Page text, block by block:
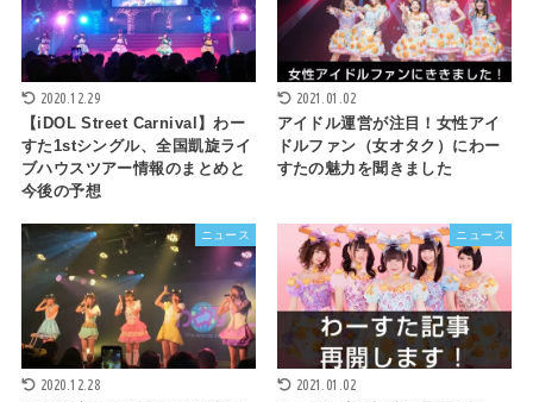
2020.12.29
【iDOL Street Carnival】わー
すた1stシングル、全国凱旋ライ
ブハウスツアー情報のまとめと
今後の予想
2021.01.02
アイドル運営が注目！女性アイ
ドルファン（女オタク）にわー
すたの魅力を聞きました
ニュース
2020.12.28
ニュース
2021.01.02